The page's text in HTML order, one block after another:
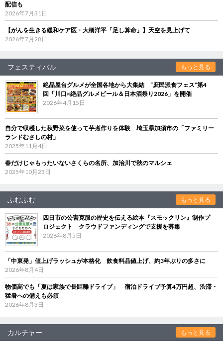
配信も
2026年7月31日
【がんを生きる緩和ケア医・大橋洋平「足し算命」】天空を見上げて
2026年7月28日
フェスティバル もっと見る
絶品屋台グルメが全国各地から大集結 “庶民派食フェス”第4
回「川口×絶品グルメビール＆日本酒祭り2026」を開催
2026年4月15日
自分で収穫した秋野菜を使って芋煮作りを体験 埼玉県加須市の「ファミリー
ランドむさしの村」
2025年11月4日
春だけじゃもったいないさくらの名所、加治川で秋のマルシェ
2025年10月23日
ふむふむ もっと見る
四日市の公害克服の歴史を伝える絵本『スモックリン』制作プ
ロジェクト クラウドファンディングで支援を募集
2026年8月5日
「中東発」値上げラッシュが本格化 飲食料品値上げ、約3年ぶりの多さに
2026年8月4日
物価高でも「夏は家族で長距離ドライブ」 宿泊ドライブ予算4万円超、渋滞・
猛暑への備えも必須
2026年8月3日
カルチャー もっと見る